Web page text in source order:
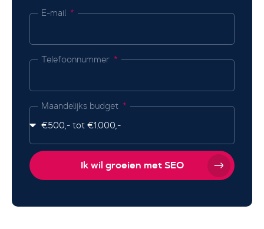
E-mail
Telefoonnummer
Maandelijks budget
Ik wil groeien met SEO